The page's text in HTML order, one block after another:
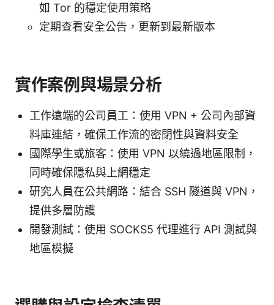
如 Tor 的穩定使用策略
定期查看安全公告，更新到最新版本
實作案例與場景分析
工作遠端的公司員工：使用 VPN + 公司內部資
料庫連結，確保工作流的密閉性與資料安全
國際學生或旅客：使用 VPN 以繞過地區限制，
同時確保隱私與上網穩定
研究人員在公共網路：結合 SSH 隧道與 VPN，
提供多層防護
開發測試：使用 SOCKS5 代理進行 API 測試與
地區模擬